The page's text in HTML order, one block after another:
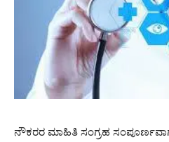
ನೌಕರರ ಮಾಹಿತಿ ಸಂಗ್ರಹ